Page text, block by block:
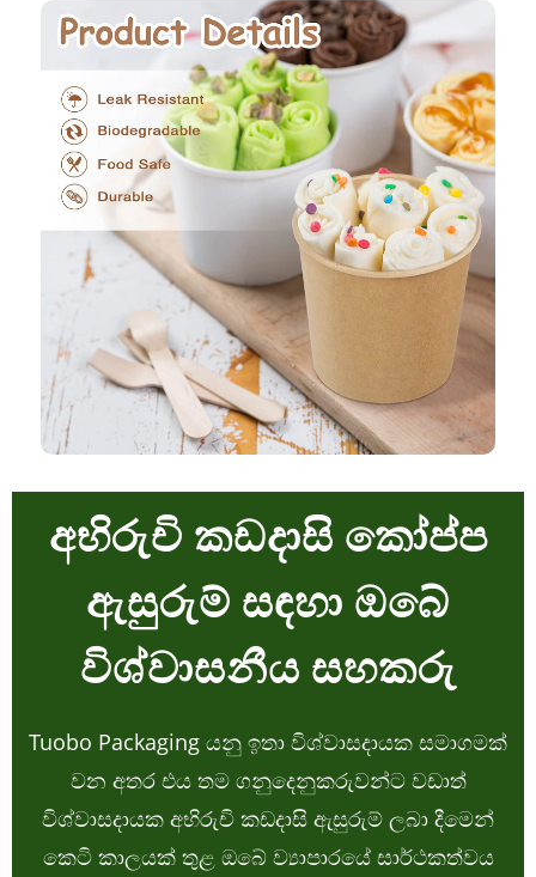
අභිරුචි කඩදාසි කෝප්ප
ඇසුරුම් සඳහා ඔබේ
විශ්වාසනීය සහකරු
Tuobo Packaging යනු ඉතා විශ්වාසදායක සමාගමක්
වන අතර එය තම ගනුදෙනුකරුවන්ට වඩාත්
විශ්වාසදායක අභිරුචි කඩදාසි ඇසුරුම් ලබා දීමෙන්
කෙටි කාලයක් තුළ ඔබේ ව්‍යාපාරයේ සාර්ථකත්වය